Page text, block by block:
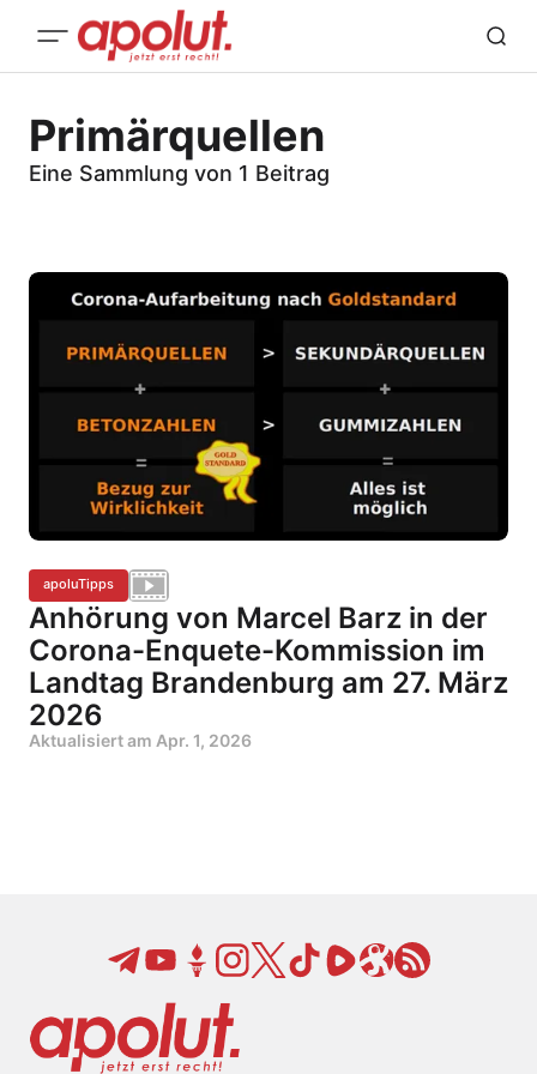
Primärquellen
Eine Sammlung von 1 Beitrag
apoluTipps
Anhörung von Marcel Barz in der
Corona-Enquete-Kommission im
Landtag Brandenburg am 27. März
2026
Aktualisiert am Apr. 1, 2026